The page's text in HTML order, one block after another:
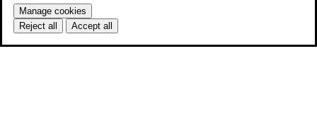
Manage cookies
Reject all
Accept all